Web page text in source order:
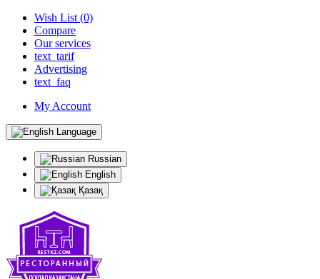
Wish List (0)
Compare
Our services
text_tarif
Advertising
text_faq
My Account
Language
Russian
English
Қазақ